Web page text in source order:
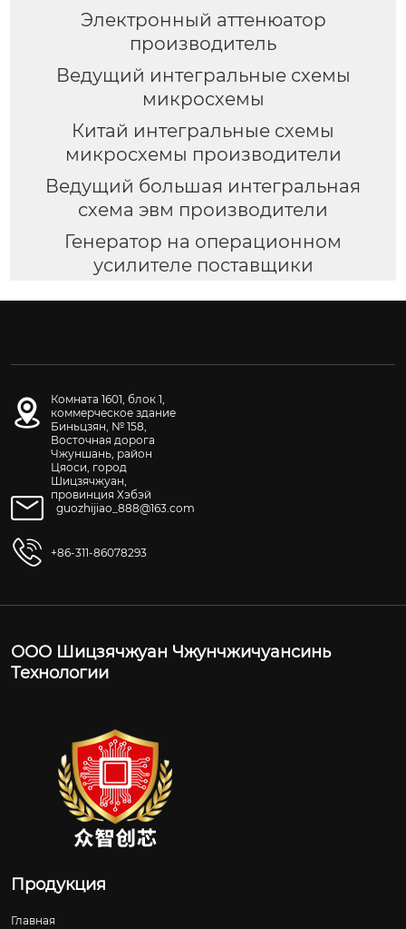
Электронный аттенюатор
производитель
Ведущий интегральные схемы
микросхемы
Китай интегральные схемы
микросхемы производители
Ведущий большая интегральная
схема эвм производители
Генератор на операционном
усилителе поставщики
Комната 1601, блок 1,
коммерческое здание
Биньцзян, № 158,
Восточная дорога
Чжуншань, район
Цяоси, город
Шицзячжуан,
провинция Хэбэй
guozhijiao_888@163.com
+86-311-86078293
ООО Шицзячжуан Чжунчжичуансинь
Технологии
Продукция
Главная